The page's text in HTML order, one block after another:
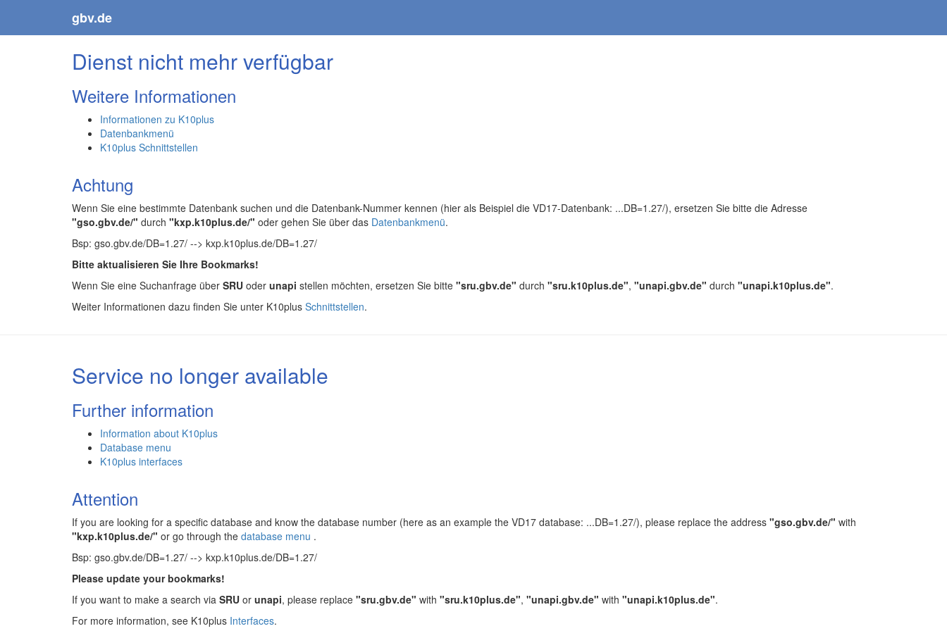
gbv.de
Dienst nicht mehr verfügbar
Weitere Informationen
Informationen zu K10plus
Datenbankmenü
K10plus Schnittstellen
Achtung
Wenn Sie eine bestimmte Datenbank suchen und die Datenbank-Nummer kennen (hier als Beispiel die VD17-Datenbank: ...DB=1.27/), ersetzen Sie bitte die Adresse
"gso.gbv.de/" durch "kxp.k10plus.de/" oder gehen Sie über das Datenbankmenü.
Bsp: gso.gbv.de/DB=1.27/ --> kxp.k10plus.de/DB=1.27/
Bitte aktualisieren Sie Ihre Bookmarks!
Wenn Sie eine Suchanfrage über SRU oder unapi stellen möchten, ersetzen Sie bitte "sru.gbv.de" durch "sru.k10plus.de", "unapi.gbv.de" durch "unapi.k10plus.de".
Weiter Informationen dazu finden Sie unter K10plus Schnittstellen.
Service no longer available
Further information
Information about K10plus
Database menu
K10plus interfaces
Attention
If you are looking for a specific database and know the database number (here as an example the VD17 database: ...DB=1.27/), please replace the address "gso.gbv.de/" with
"kxp.k10plus.de/" or go through the database menu .
Bsp: gso.gbv.de/DB=1.27/ --> kxp.k10plus.de/DB=1.27/
Please update your bookmarks!
If you want to make a search via SRU or unapi, please replace "sru.gbv.de" with "sru.k10plus.de", "unapi.gbv.de" with "unapi.k10plus.de".
For more information, see K10plus Interfaces.